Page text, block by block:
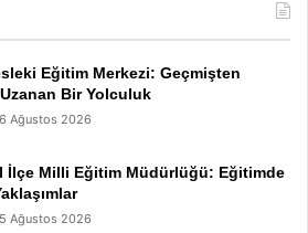
Eğitim Merkezi: Geçmişten
Bir Yolculuk
6 Ağustos 2026
İlçe Milli Eğitim Müdürlüğü: Eğitimde
5 Ağustos 2026